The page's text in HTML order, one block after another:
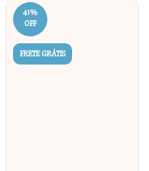
41%
OFF
FRETE GRÁTIS